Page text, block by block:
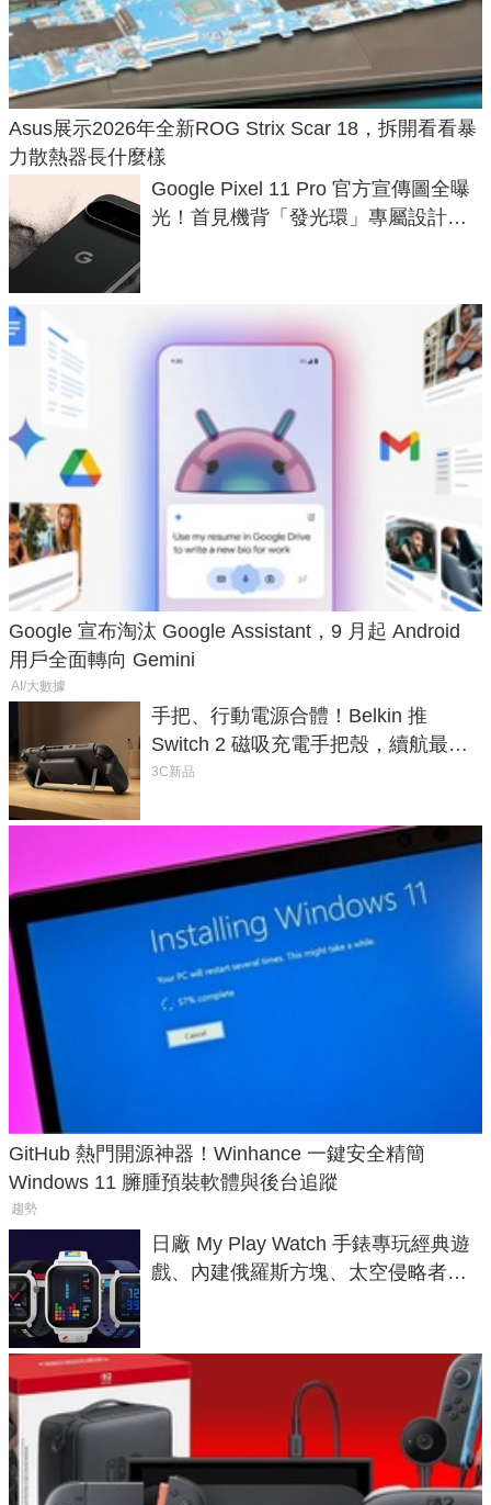
Asus展示2026年全新ROG Strix Scar 18，拆開看看暴
力散熱器長什麼樣
Google Pixel 11 Pro 官方宣傳圖全曝
光！首見機背「發光環」專屬設計、
Google 宣布淘汰 Google Assistant，9 月起 Android
用戶全面轉向 Gemini
AI/大數據
手把、行動電源合體！Belkin 推
Switch 2 磁吸充電手把殼，續航最高
延長 1.5 倍
3C新品
GitHub 熱門開源神器！Winhance 一鍵安全精簡
Windows 11 臃腫預裝軟體與後台追蹤
趨勢
日廠 My Play Watch 手錶專玩經典遊
戲、內建俄羅斯方塊、太空侵略者，